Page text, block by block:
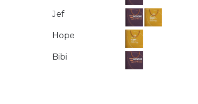
Jef
Hope
Bibi